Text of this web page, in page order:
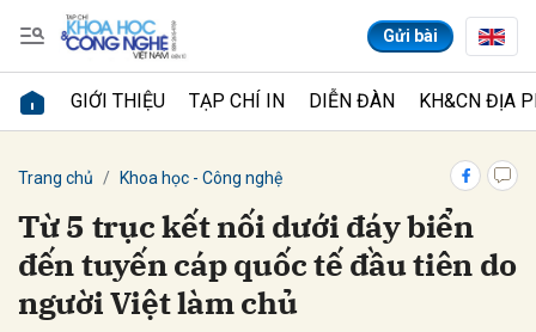
Gửi bài
GIỚI THIỆU TẠP CHÍ IN DIỄN ĐÀN KH&CN ĐỊA
Trang chủ Khoa học - Công nghệ
Từ 5 trục kết nối dưới đáy biển
đến tuyến cáp quốc tế đầu tiên do
người Việt làm chủ
Gửi bình luận